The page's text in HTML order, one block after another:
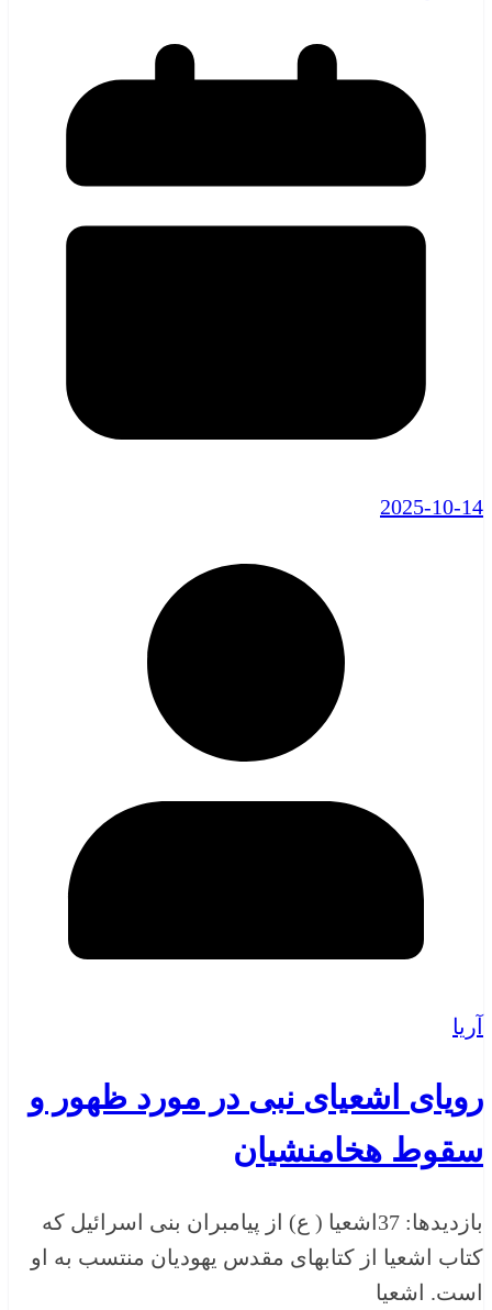
2025-10-14
آریا
رویای اشعیای نبی در مورد ظهور و
سقوط هخامنشیان
بازدیدها: 37اشعیا ( ع) از پیامبران بنی اسرائیل که
کتاب اشعیا از کتابهای مقدس یهودیان منتسب به او
است. اشعیا